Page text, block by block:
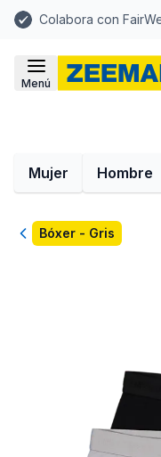
Colabora con
Menú
Mujer Hombre
VolverBóxer - Gris